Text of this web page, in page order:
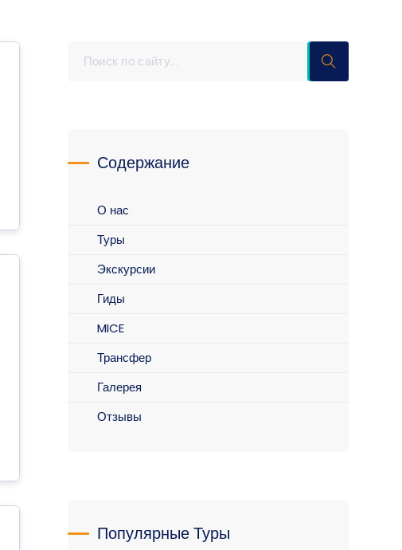
Содержание
О нас
Туры
Экскурсии
Гиды
MICE
Трансфер
Галерея
Отзывы
Популярные Туры